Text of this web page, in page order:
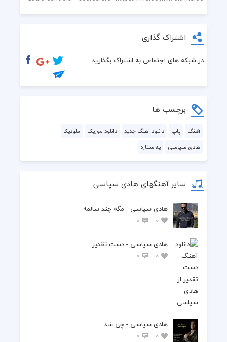
اشتراک گذاری
در شبکه های اجتماعی به اشتراک بگذارید
برچسب ها
آهنگ پاپ دانلود آهنگ جدید دانلود موزیک
ملودیکا
هادی سپاسی
یه ستاره
سایر آهنگهای هادی سپاسی
هادی سپاسی - مگه چند سالمه
0
0
هادی سپاسی - دست تقدیر
0
0
هادی سپاسی - چی شد
0
0